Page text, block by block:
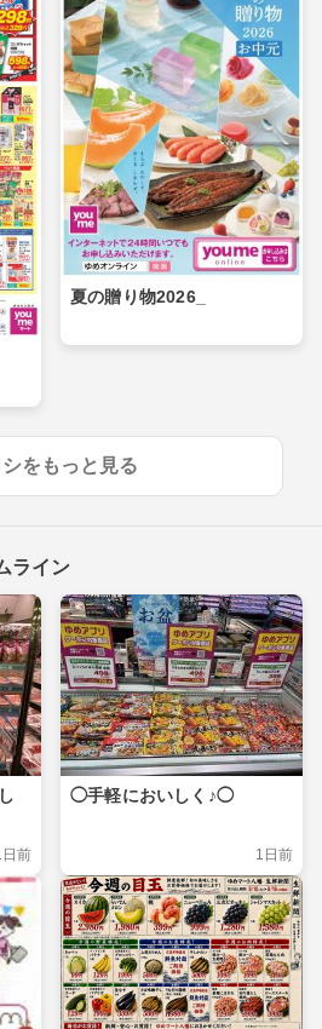
夏の贈り物2026_
をもっと見る
ライン
日前
◯手軽においしく♪◯
1日前